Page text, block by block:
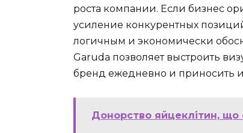
роста компании. Если бизнес
усиление конкурентных
логичным и экономически
Garuda позволяет выстроить
бренд ежедневно и приносить
Донорство яйцеклітин, що